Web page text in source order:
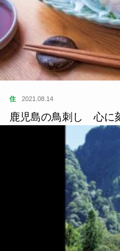
住 2021.08.14
鹿児島の鳥刺し 心に